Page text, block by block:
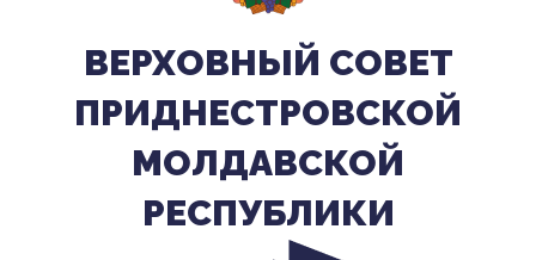
ВЕРХОВНЫЙ CОВЕТ
ПРИДНЕСТРОВСКОЙ
МОЛДАВСКОЙ
РЕСПУБЛИКИ